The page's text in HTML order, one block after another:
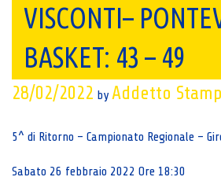
VISCONTI–
BASKET: 43 – 49
28/02/2022 by Addetto
5^ di Ritorno – Campionato Regionale –
Sabato 26 febbraio 2022 Ore 18:30